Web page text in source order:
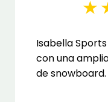
Isabella
con una
de snowboard.